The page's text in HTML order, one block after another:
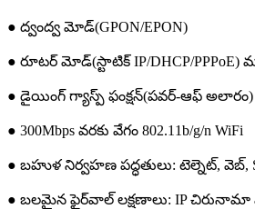
● ద్వంద్వ మోడ్(GPON/EPON)
● రూటర్ మోడ్(స్టాటిక్ IP/DHCP/PPPoE)
● డైయింగ్ గ్యాస్ప్ ఫంక్షన్(పవర్-ఆఫ్ అలారం)
● 300Mbps వరకు వేగం 802.11b/g/n WiFi
● బహుళ నిర్వహణ పద్ధతులు: టెల్నెట్, వెబ్,
● బలమైన ఫైర్‌వాల్ లక్షణాలు: IP చిరునామా